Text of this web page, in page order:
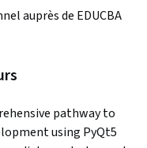
auprès de EDUCBA
pathway to
using PyQt5